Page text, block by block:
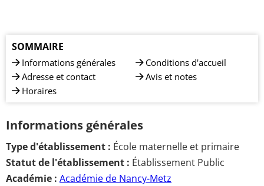
SOMMAIRE
Informations générales
Adresse et contact
Horaires
Conditions d'accueil
Avis et notes
Informations générales
Type d'établissement : École maternelle et primaire
Statut de l'établissement : Établissement Public
Académie : Académie de Nancy-Metz